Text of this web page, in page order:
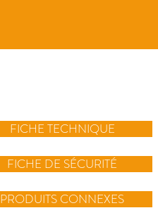
FICHE TECHNIQUE
FICHE DE SÉCURITÉ
PRODUITS CONNEXES